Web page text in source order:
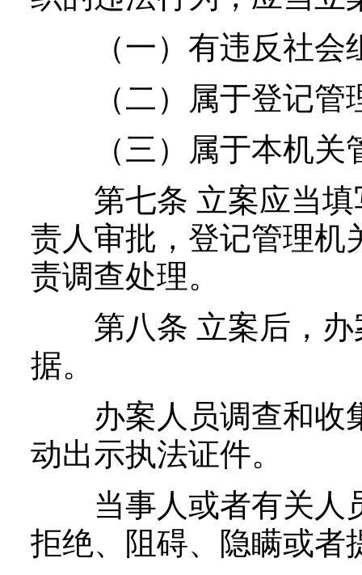
（一）有违反社会
（二）属于登记管
（三）属于本机关
第七条 立案应当填
责人审批，登记管理机
责调查处理。
第八条 立案后，办
据。
办案人员调查和收
动出示执法证件。
当事人或者有关人
拒绝、阻碍、隐瞒或者